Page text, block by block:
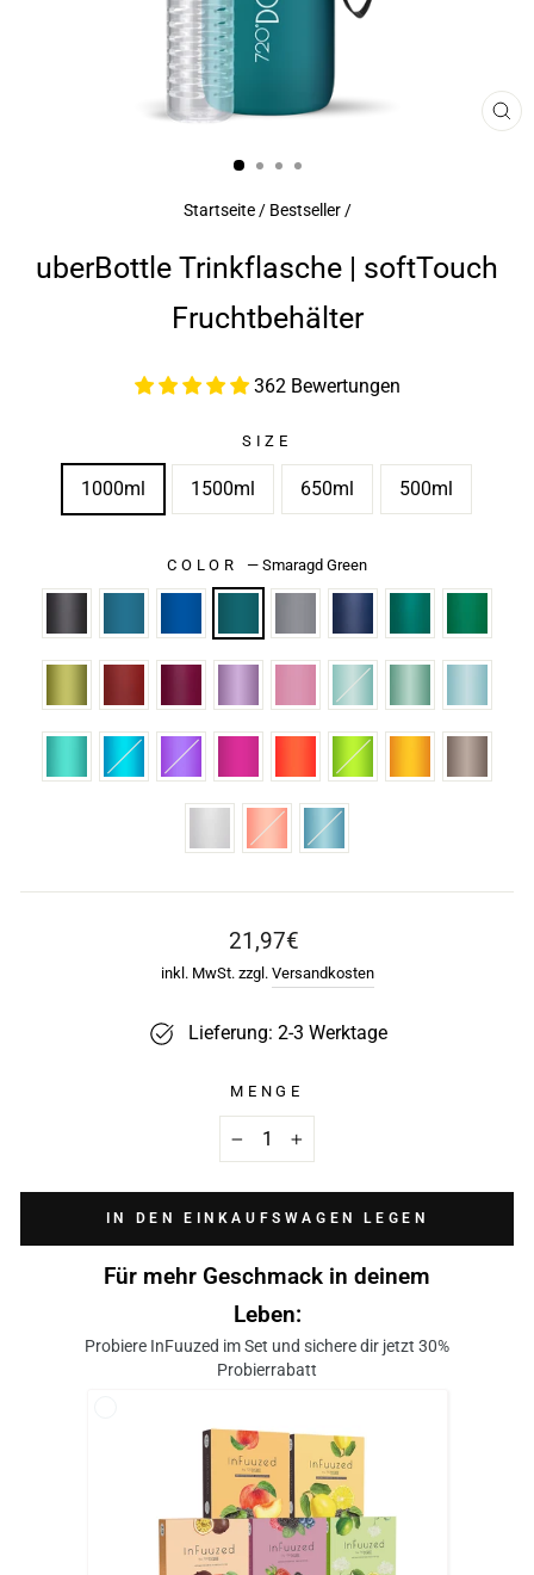
Startseite / Bestseller /
uberBottle Trinkflasche | softTouch
Fruchtbehälter
362 Bewertungen
SIZE
1000ml 1500ml 650ml 500ml
COLOR — Smaragd Green
Normaler
Preis
21,97€
inkl. MwSt. zzgl. Versandkosten
Lieferung: 2-3 Werktage
MENGE
+
IN DEN EINKAUFSWAGEN LEGEN
Für mehr Geschmack in deinem
Leben:
Probiere InFuuzed im Set und sichere dir jetzt 30%
Probierrabatt